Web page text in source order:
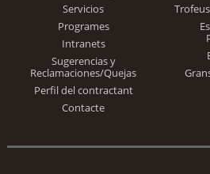
Servicios
Programes
Intranets
Sugerencias y
Reclamaciones/Quejas
Perfil del contractant
Contacte